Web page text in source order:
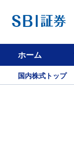
ホーム
国内株式トップ